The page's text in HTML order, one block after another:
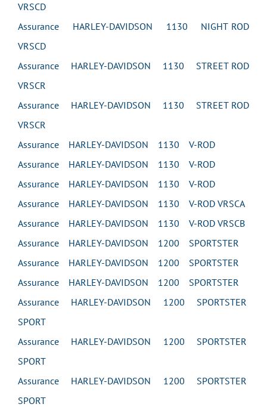
VRSCD
Assurance HARLEY-DAVIDSON 1130 NIGHT ROD
VRSCD
Assurance HARLEY-DAVIDSON 1130 STREET ROD
VRSCR
Assurance HARLEY-DAVIDSON 1130 STREET ROD
VRSCR
Assurance HARLEY-DAVIDSON 1130 V-ROD
Assurance HARLEY-DAVIDSON 1130 V-ROD
Assurance HARLEY-DAVIDSON 1130 V-ROD
Assurance HARLEY-DAVIDSON 1130 V-ROD VRSCA
Assurance HARLEY-DAVIDSON 1130 V-ROD VRSCB
Assurance HARLEY-DAVIDSON 1200 SPORTSTER
Assurance HARLEY-DAVIDSON 1200 SPORTSTER
Assurance HARLEY-DAVIDSON 1200 SPORTSTER
Assurance HARLEY-DAVIDSON 1200 SPORTSTER
SPORT
Assurance HARLEY-DAVIDSON 1200 SPORTSTER
SPORT
Assurance HARLEY-DAVIDSON 1200 SPORTSTER
SPORT